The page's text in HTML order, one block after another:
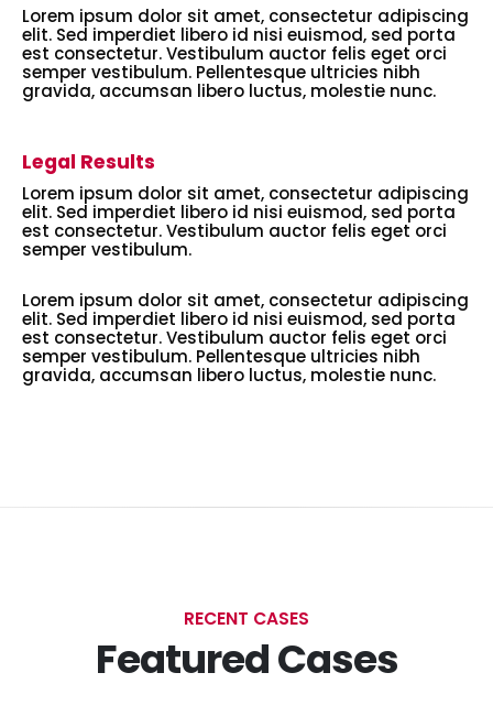
Lorem ipsum dolor sit amet, consectetur adipiscing
elit. Sed imperdiet libero id nisi euismod, sed porta
est consectetur. Vestibulum auctor felis eget orci
semper vestibulum. Pellentesque ultricies nibh
gravida, accumsan libero luctus, molestie nunc.
Legal Results
Lorem ipsum dolor sit amet, consectetur adipiscing
elit. Sed imperdiet libero id nisi euismod, sed porta
est consectetur. Vestibulum auctor felis eget orci
semper vestibulum.
Lorem ipsum dolor sit amet, consectetur adipiscing
elit. Sed imperdiet libero id nisi euismod, sed porta
est consectetur. Vestibulum auctor felis eget orci
semper vestibulum. Pellentesque ultricies nibh
gravida, accumsan libero luctus, molestie nunc.
RECENT CASES
Featured Cases